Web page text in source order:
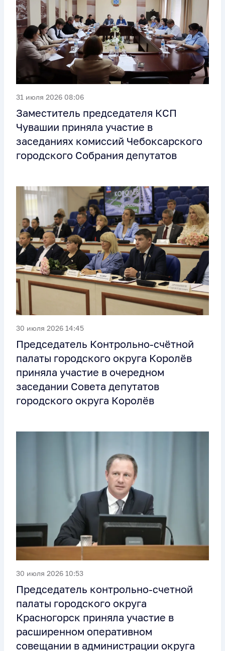
31 июля 2026 08:06
Заместитель председателя КСП
Чувашии приняла участие в
заседаниях комиссий Чебоксарского
городского Собрания депутатов
30 июля 2026 14:45
Председатель Контрольно-счётной
палаты городского округа Королёв
приняла участие в очередном
заседании Совета депутатов
городского округа Королёв
30 июля 2026 10:53
Председатель контрольно-счетной
палаты городского округа
Красногорск приняла участие в
расширенном оперативном
совещании в администрации округа